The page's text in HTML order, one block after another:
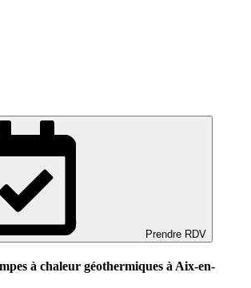
Prendre RDV
à chaleur géothermiques à Aix-en-